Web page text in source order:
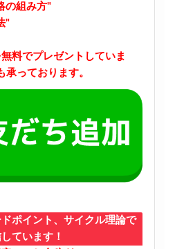
の組み方"
"
料でプレゼントしていま
承っております。
ポイント、サイクル理論で
ています！